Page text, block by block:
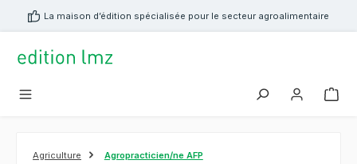
principal
La maison d’édition spécialisée pour le secteur agroalimentaire
Agriculture Agropracticien/ne AFP